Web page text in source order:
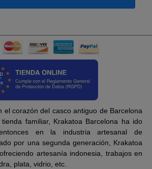
el corazón del casco antiguo de Barcelona
familiar, Krakatoa Barcelona ha ido
en la industria artesanal de
por una segunda generación, Krakatoa
artesanía indonesia, trabajos en
plata, vidrio, etc.